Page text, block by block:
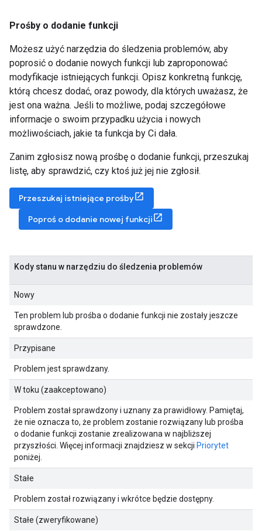
Prośby o dodanie funkcji
Możesz użyć narzędzia do śledzenia problemów, aby
poprosić o dodanie nowych funkcji lub zaproponować
modyfikacje istniejących funkcji. Opisz konkretną funkcję,
którą chcesz dodać, oraz powody, dla których uważasz, że
jest ona ważna. Jeśli to możliwe, podaj szczegółowe
informacje o swoim przypadku użycia i nowych
możliwościach, jakie ta funkcja by Ci dała.
Zanim zgłosisz nową prośbę o dodanie funkcji, przeszukaj
listę, aby sprawdzić, czy ktoś już jej nie zgłosił.
Przeszukaj istniejące prośby
Poproś o dodanie nowej funkcji
Kody stanu w narzędziu do śledzenia problemów
Nowy
Ten problem lub prośba o dodanie funkcji nie zostały jeszcze
sprawdzone.
Przypisane
Problem jest sprawdzany.
W toku (zaakceptowano)
Problem został sprawdzony i uznany za prawidłowy. Pamiętaj,
że nie oznacza to, że problem zostanie rozwiązany lub prośba
o dodanie funkcji zostanie zrealizowana w najbliższej
przyszłości. Więcej informacji znajdziesz w sekcji Priorytet
poniżej.
Stałe
Problem został rozwiązany i wkrótce będzie dostępny.
Stałe (zweryfikowane)